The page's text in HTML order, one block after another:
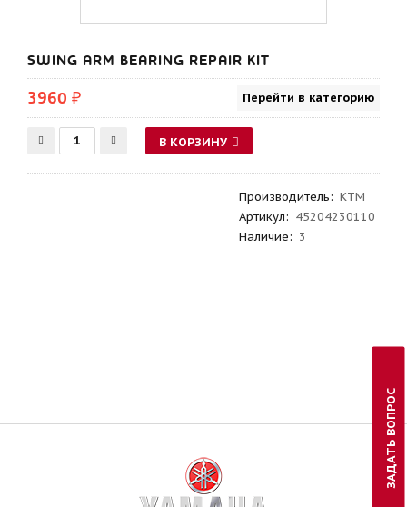
SWING ARM BEARING REPAIR KIT
3960 ₽ Перейти в категорию
В КОРЗИНУ
Производитель: KTM
Артикул: 45204230110
Наличие: 3
ЗАДАТЬ ВОПРОС